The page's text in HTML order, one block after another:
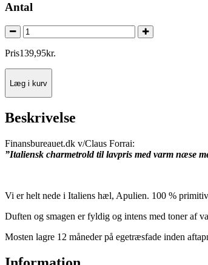
Antal
Pris139,95kr.
Læg i kurv
Beskrivelse
Finansbureauet.dk v/Claus Forrai:
”Italiensk charmetrold til lavpris med varm næse
Vi er helt nede i Italiens hæl, Apulien. 100 %
Duften og smagen er fyldig og intens med toner af
Mosten lagre 12 måneder på egetræsfade inden